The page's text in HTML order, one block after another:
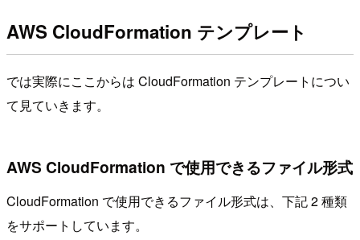
AWS CloudFormation テンプレート
では実際にここからは CloudFormation テンプレートについ
て見ていきます。
AWS CloudFormation で使用できるファイル形式
CloudFormation で使用できるファイル形式は、下記 2 種類
をサポートしています。